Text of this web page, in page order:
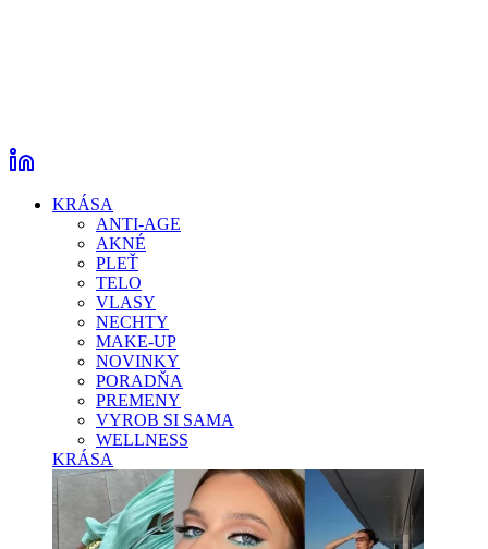
KRÁSA
ANTI-AGE
AKNÉ
PLEŤ
TELO
VLASY
NECHTY
MAKE-UP
NOVINKY
PORADŇA
PREMENY
VYROB SI SAMA
WELLNESS
KRÁSA